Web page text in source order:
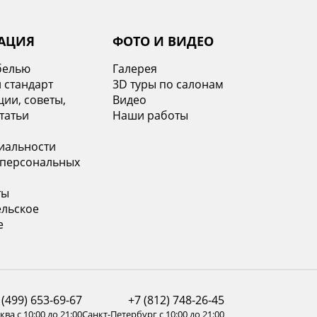
советы,
ФОТО И ВИДЕО
Галерея
3D туры по салонам
Видео
Наши работы
653-69-67
с 10:00 до 21:00
+7 (812) 748-26-45
Санкт-Петербург с 10:00 до 21:00